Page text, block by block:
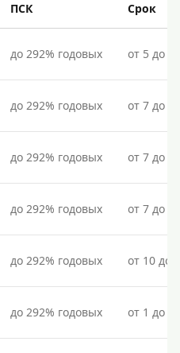
ПСК Срок
до 292% годовых от 5 до
до 292% годовых от 7 до
до 292% годовых от 7 до
до 292% годовых от 7 до
до 292% годовых от 10 до
до 292% годовых от 1 до